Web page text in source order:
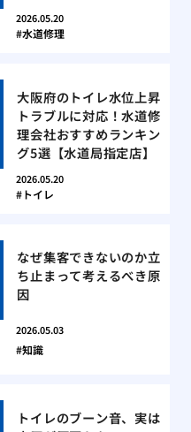
2026.05.20
水道修理
大阪府のトイレ水位上昇
トラブルに対応！水道修
理会社おすすめランキン
グ5選【水道局指定店】
2026.05.20
トイレ
なぜ集客できないのか立
ち止まって考えるべき原
因
2026.05.03
知識
トイレのブーン音、実は